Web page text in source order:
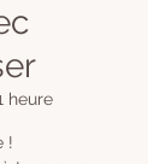
heure
!